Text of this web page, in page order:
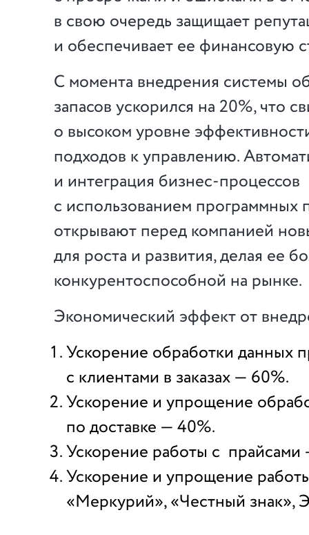
в свою очередь защищает
и обеспечивает ее финансовую
С момента внедрения системы
запасов ускорился на 20%, что
о высоком уровне
подходов к управлению.
и интеграция бизнес-процессов
с использованием программных
открывают перед компанией
для роста и развития, делая ее
конкурентоспособной на рынке.
Экономический эффект от
Ускорение обработки данных
с клиентами в заказах — 60%.
Ускорение и упрощение
по доставке — 40%.
Ускорение работы с прайсами
Ускорение и упрощение
«Меркурий», «Честный